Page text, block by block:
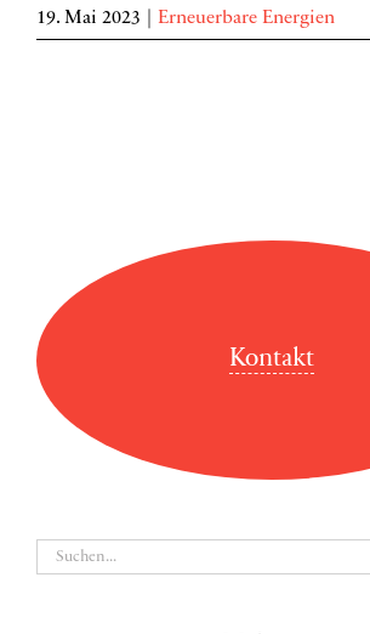
19. Mai 2023 Erneuerbare Energien
Kontakt
Suche